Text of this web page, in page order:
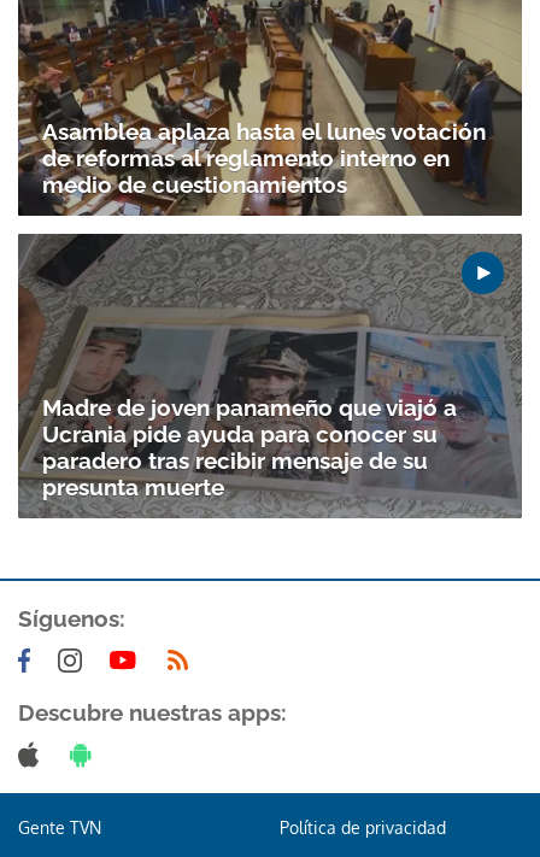
Asamblea aplaza hasta el lunes votación
de reformas al reglamento interno en
medio de cuestionamientos
Madre de joven panameño que viajó a
Ucrania pide ayuda para conocer su
paradero tras recibir mensaje de su
presunta muerte
Síguenos:
Descubre nuestras apps:
Gente TVN Política de privacidad